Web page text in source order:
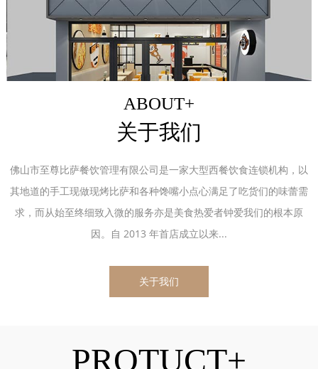
ABOUT+
关于我们
佛山市至尊比萨餐饮管理有限公司是一家大型西餐饮食连锁机构，以
其地道的手工现做现烤比萨和各种馋嘴小点心满足了吃货们的味蕾需
求，而从始至终细致入微的服务亦是美食热爱者钟爱我们的根本原
因。自 2013 年首店成立以来...
关于我们
PROTUCT+